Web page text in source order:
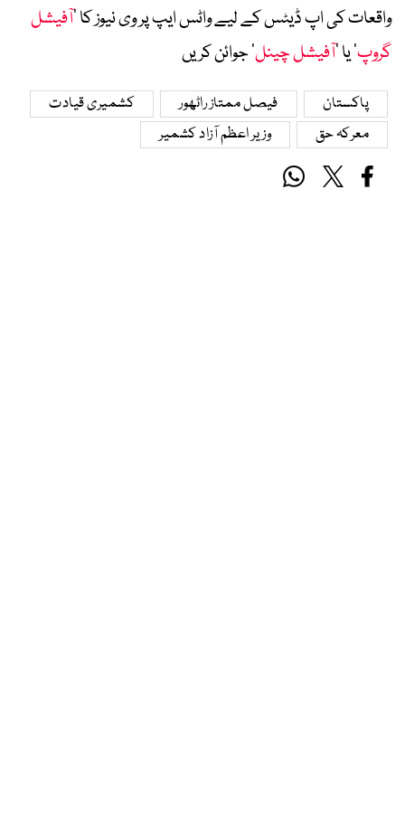
واقعات کی اپ ڈیٹس کے لیے واٹس ایپ پر وی نیوز کا ’آفیشل
گروپ‘ یا ’آفیشل چینل‘ جوائن کریں
پاکستان فیصل ممتاز راٹھور
کشمیری قیادت
معرکہ حق
وزیر اعظم آزاد کشمیر